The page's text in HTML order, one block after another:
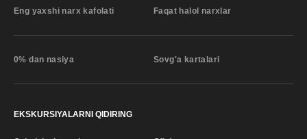
Eng yaxshi narx kafolati Faqat halol narxlar
0% dan nasiya Sovg'a kartalari
EKSKURSIYALARNI QIDIRING